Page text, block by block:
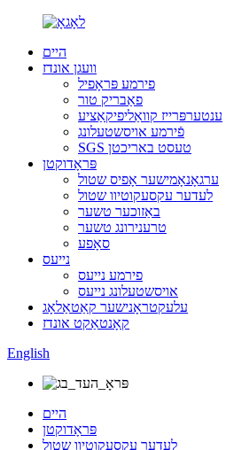
היים
וועגן אונדז
פירמע פּראָפיל
פאַבריק טור
ענטערפּרייז קוואַליפיקאַציע
פֿירמע אויסשטעלונג
SGS טעסט באריכטן
פּראָדוקטן
ערגאָנאָמישער אָפיס שטול
לעדער עקסעקוטיוו שטול
באַזוכער טשער
טרענירונג טשער
סאָפע
נייעס
פירמע נייעס
אויסשטעלונג נייעס
עלעקטראָנישער קאַטאַלאָג
קאָנטאַקט אונדז
English
היים
פּראָדוקטן
לעדער עקסעקוטיוו שטול